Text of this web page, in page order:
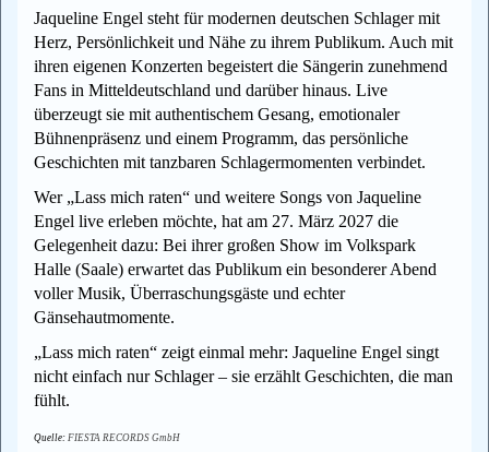
Jaqueline Engel steht für modernen deutschen Schlager mit
Herz, Persönlichkeit und Nähe zu ihrem Publikum. Auch mit
ihren eigenen Konzerten begeistert die Sängerin zunehmend
Fans in Mitteldeutschland und darüber hinaus. Live
überzeugt sie mit authentischem Gesang, emotionaler
Bühnenpräsenz und einem Programm, das persönliche
Geschichten mit tanzbaren Schlagermomenten verbindet.
Wer „Lass mich raten“ und weitere Songs von Jaqueline
Engel live erleben möchte, hat am 27. März 2027 die
Gelegenheit dazu: Bei ihrer großen Show im Volkspark
Halle (Saale) erwartet das Publikum ein besonderer Abend
voller Musik, Überraschungsgäste und echter
Gänsehautmomente.
„Lass mich raten“ zeigt einmal mehr: Jaqueline Engel singt
nicht einfach nur Schlager – sie erzählt Geschichten, die man
fühlt.
Quelle: FIESTA RECORDS GmbH